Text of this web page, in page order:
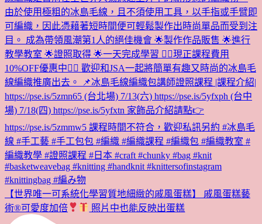
【世界唯一可系統化學習質地細緻的戚風蛋糕】 戚風蛋糕藝
術®︎可愛度加倍
照片中也能反映出蛋糕